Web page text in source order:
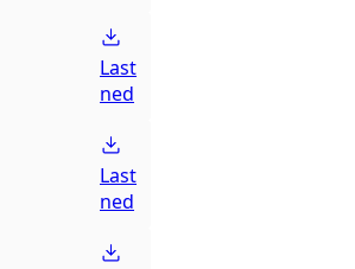
Last
ned
Last
ned